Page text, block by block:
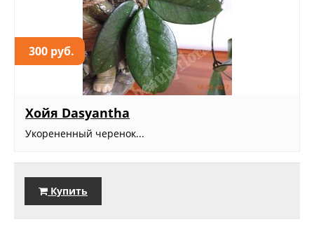
300 руб.
Хойя Dasyantha
Укорененный черенок...
Купить